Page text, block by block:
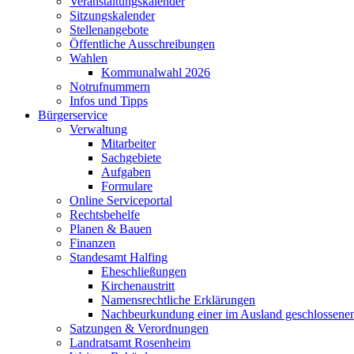
Sitzungskalender
Stellenangebote
Öffentliche Ausschreibungen
Wahlen
Kommunalwahl 2026
Notrufnummern
Infos und Tipps
Bürgerservice
Verwaltung
Mitarbeiter
Sachgebiete
Aufgaben
Formulare
Online Serviceportal
Rechtsbehelfe
Planen & Bauen
Finanzen
Standesamt Halfing
Eheschließungen
Kirchenaustritt
Namensrechtliche Erklärungen
Nachbeurkundung einer im Ausland
Satzungen & Verordnungen
Landratsamt Rosenheim